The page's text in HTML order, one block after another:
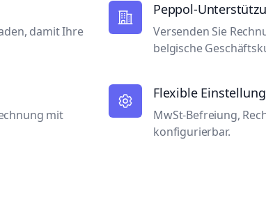
damit Ihre
Peppol-
Versenden Sie
belgische
mit
Flexible
MwSt-Befreiung,
konfigurierbar.